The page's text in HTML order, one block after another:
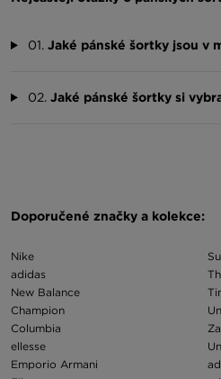
01. Jaké pánské šortky jsou v
02. Jaké pánské šortky si
Doporučené značky a kolekce:
Nike
adidas
New Balance
Champion
Columbia
ellesse
Emporio Armani